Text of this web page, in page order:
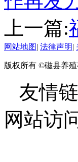
上一篇:
网站地图| 法律声明|
版权所有 ©磁县养殖
友情
网站访